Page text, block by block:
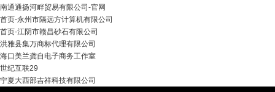
南通通扬河畔贸易有限公司-官网
首页-永州市隔远方计算机有限公司
首页-江阴市赣昌砂石有限公司
洪雅县集万商标代理有限公司
海口美兰龚自电子商务工作室
世纪互联29
宁夏大西部吉祥科技有限公司